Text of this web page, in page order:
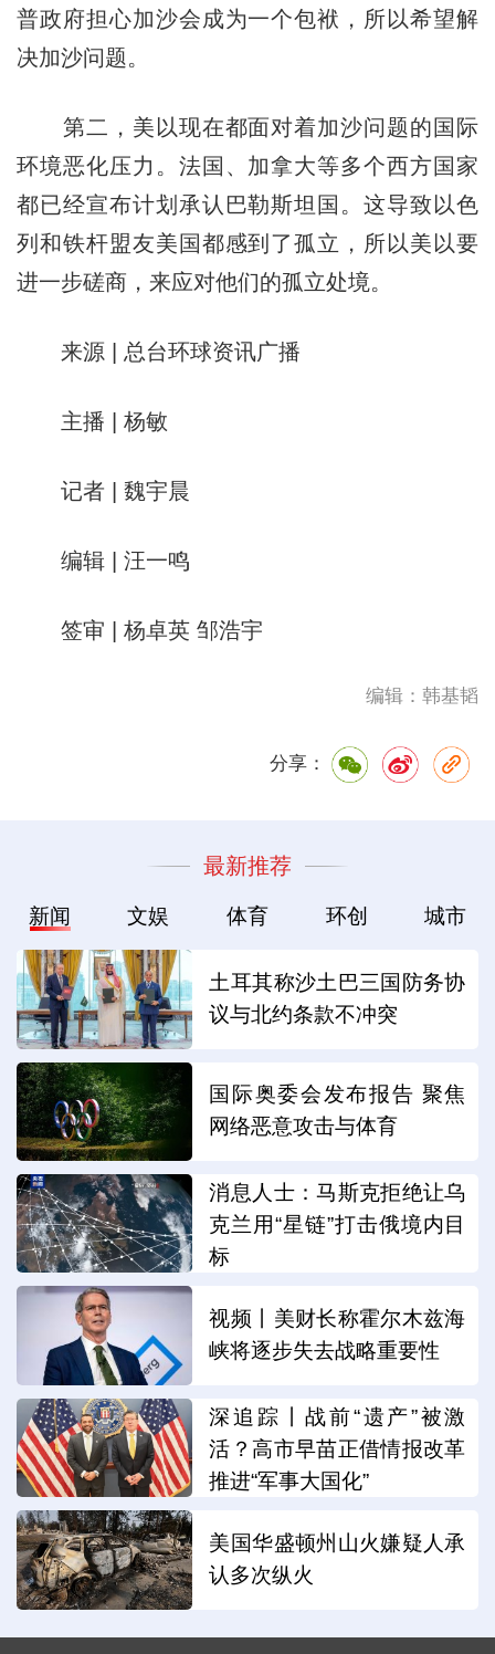
普政府担心加沙会成为一个包袱，所以希望解
决加沙问题。
第二，美以现在都面对着加沙问题的国际
环境恶化压力。法国、加拿大等多个西方国家
都已经宣布计划承认巴勒斯坦国。这导致以色
列和铁杆盟友美国都感到了孤立，所以美以要
进一步磋商，来应对他们的孤立处境。
来源 | 总台环球资讯广播
主播 | 杨敏
记者 | 魏宇晨
编辑 | 汪一鸣
签审 | 杨卓英 邹浩宇
编辑：韩基韬
分享：
最新推荐
新闻 文娱 体育 环创 城市
土耳其称沙土巴三国防务协
议与北约条款不冲突
国际奥委会发布报告 聚焦
网络恶意攻击与体育
消息人士：马斯克拒绝让乌
克兰用“星链”打击俄境内目
标
视频丨美财长称霍尔木兹海
峡将逐步失去战略重要性
深追踪丨战前“遗产”被激
活？高市早苗正借情报改革
推进“军事大国化”
美国华盛顿州山火嫌疑人承
认多次纵火